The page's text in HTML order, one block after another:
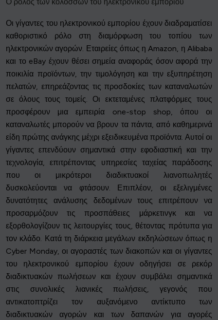
Ο ρόλος των κολοσσών του ηλεκτρονικού εμπορίου
Οι γίγαντες του ηλεκτρονικού εμπορίου έχουν διαδραματίσει
καθοριστικό ρόλο στη διαμόρφωση του τοπίου των
ηλεκτρονικών αγορών. Εταιρείες όπως η Amazon, η Alibaba
και το eBay έχουν θέσει σημεία αναφοράς όσον αφορά την
ποικιλία προϊόντων, την τιμολόγηση και την εξυπηρέτηση
πελατών, επηρεάζοντας τις προσδοκίες των καταναλωτών
σε όλους τους τομείς. Οι εκτεταμένες πλατφόρμες τους
προσφέρουν μια εμπειρία one-stop shop, όπου οι
καταναλωτές μπορούν να βρουν τα πάντα, από καθημερινά
είδη πρώτης ανάγκης μέχρι εξειδικευμένα προϊόντα. Αυτοί οι
γίγαντες επενδύουν σημαντικά στην εφοδιαστική και την
τεχνολογία, επιτρέποντας υπηρεσίες ταχείας παράδοσης
που οι μικρότεροι διαδικτυακοί λιανοπωλητές
δυσκολεύονται να φτάσουν. Επιπλέον, οι εξελιγμένες
δυνατότητες ανάλυσης δεδομένων τους επιτρέπουν να
προσαρμόζουν τις προσπάθειες μάρκετινγκ και να
εξορθολογίζουν τις λειτουργίες τους, θέτοντας πρότυπα για
τον κλάδο. Κατά τη διάρκεια μεγάλων εκδηλώσεων όπως η
Cyber Monday, οι αγοραστές των διακοπών και οι γίγαντες
του ηλεκτρονικού εμπορίου έχουν οδηγήσει σε ρεκόρ
διαδικτυακών πωλήσεων και έχουν συμβάλει σημαντικά
στις συνολικές λιανικές πωλήσεις, γεγονός που
αντικατοπτρίζει τον αυξανόμενο αντίκτυπο των
διαδικτυακών αγορών και των δαπανών για αγορές